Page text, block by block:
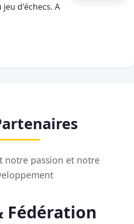
d'échecs. A
notre passion et notre
Fédération